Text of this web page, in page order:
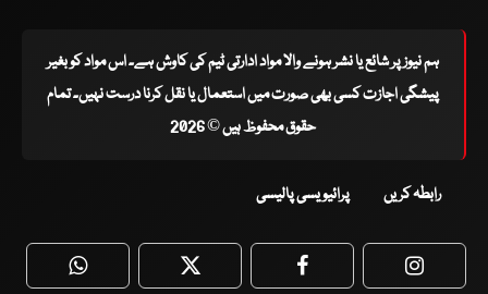
ہم نیوز پر شائع یا نشر ہونے والا مواد ادارتی ٹیم کی کاوش ہے۔ اس مواد کو بغیر
پیشگی اجازت کسی بھی صورت میں استعمال یا نقل کرنا درست نہیں۔ تمام
حقوق محفوظ ہیں © 2026
رابطہ کریں پرائیویسی پالیسی
WhatsApp Twitter Facebook